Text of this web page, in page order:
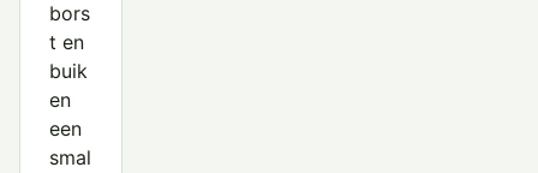
bors
t en
buik
en
een
smal